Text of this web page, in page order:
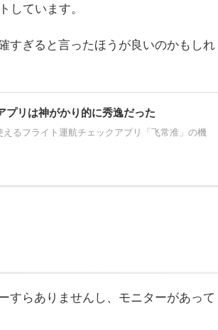
しています。
すぎると言ったほうが良いのかもしれ
プリは神がかり的に秀逸だった
るフライト運航チェックアプリ「飞常准」の機
すらありませんし、モニターがあって